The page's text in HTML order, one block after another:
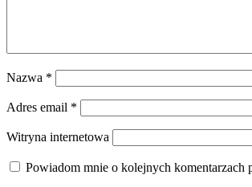
Nazwa *
Adres email *
Witryna internetowa
Powiadom mnie o kolejnych komentarzach